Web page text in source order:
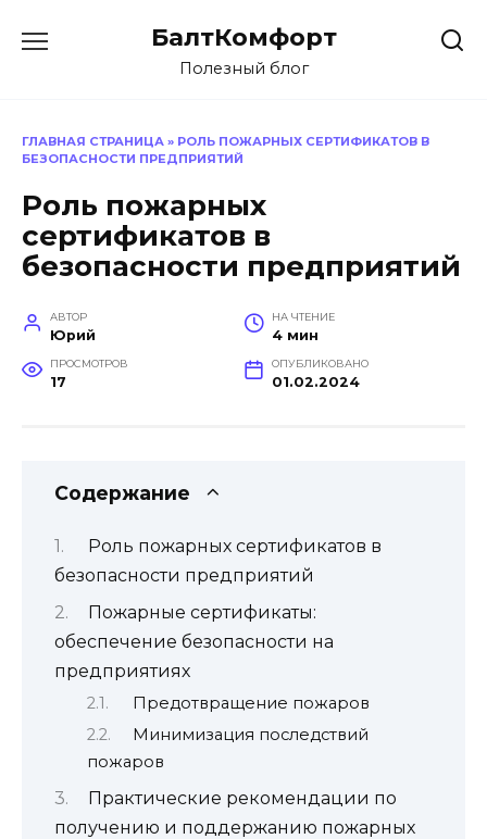
БалтКомфорт
Полезный блог
ГЛАВНАЯ СТРАНИЦА » РОЛЬ ПОЖАРНЫХ СЕРТИФИКАТОВ В
БЕЗОПАСНОСТИ ПРЕДПРИЯТИЙ
Роль пожарных
сертификатов в
безопасности предприятий
АВТОР
Юрий
НА ЧТЕНИЕ
4 мин
ПРОСМОТРОВ
17
ОПУБЛИКОВАНО
01.02.2024
Содержание
Роль пожарных сертификатов в
безопасности предприятий
Пожарные сертификаты:
обеспечение безопасности на
предприятиях
Предотвращение пожаров
Минимизация последствий
пожаров
Практические рекомендации по
получению и поддержанию пожарных